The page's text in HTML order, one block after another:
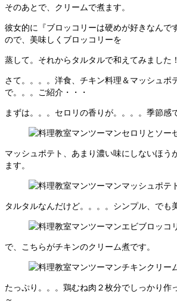
そのあとで、クリームで煮ます。
彼女的に『ブロッコリーは硬めが好きなんで
ので、美味しくブロッコリーを
蒸して。それからタルタルで和えてみました
さて。。。。洋食、チキン料理＆マッシュポ
で。。。ご紹介・・・
まずは。。。セロリの香りが。。。。季節感
マッシュポテト、あまり濃い味にしないほう
ます。
タルタルなんだけど。。。。シンプル、で
で、こちらがチキンのクリーム煮です。
たっぷり。。。鶏むね肉２枚分でしっかり作
～